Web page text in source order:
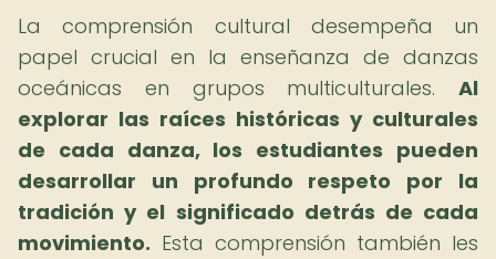
La comprensión cultural desempeña un
papel crucial en la enseñanza de danzas
oceánicas en grupos multiculturales. Al
explorar las raíces históricas y culturales
de cada danza, los estudiantes pueden
desarrollar un profundo respeto por la
tradición y el significado detrás de cada
movimiento. Esta comprensión también les